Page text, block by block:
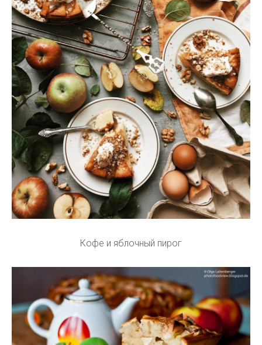
Кофе и яблочный пирог